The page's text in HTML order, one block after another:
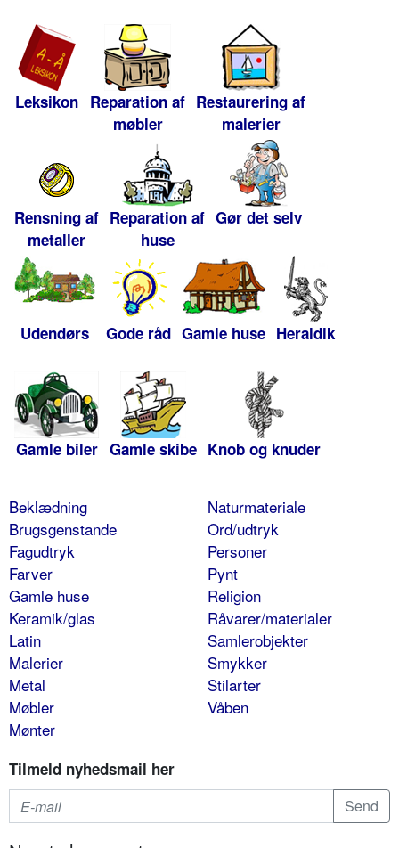
Leksikon Reparation af
møbler
Restaurering af
malerier
Rensning af
metaller
Reparation af
huse
Gør det selv
Udendørs Gode råd Gamle huse Heraldik
Gamle biler Gamle skibe Knob og knuder
Beklædning
Brugsgenstande
Fagudtryk
Farver
Gamle huse
Keramik/glas
Latin
Malerier
Metal
Møbler
Mønter
Naturmateriale
Ord/udtryk
Personer
Pynt
Religion
Råvarer/materialer
Samlerobjekter
Smykker
Stilarter
Våben
Tilmeld nyhedsmail her